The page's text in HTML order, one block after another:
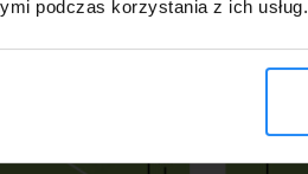
podczas korzystania z ich usług.